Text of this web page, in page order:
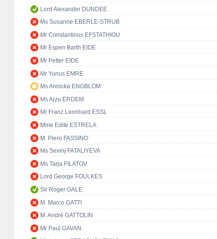
Lord Alexander DUNDEE
Ms Susanne EBERLE-STRUB
Mr Constantinos EFSTATHIOU
Mr Espen Barth EIDE
Mr Petter EIDE
Mr Yunus EMRE
Ms Annicka ENGBLOM
Ms Arzu ERDEM
Mr Franz Leonhard ESSL
Mme Edite ESTRELA
M. Piero FASSINO
Ms Sevinj FATALIYEVA
Ms Tarja FILATOV
Lord George FOULKES
Sir Roger GALE
M. Marco GATTI
M. André GATTOLIN
Mr Paul GAVAN